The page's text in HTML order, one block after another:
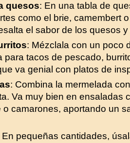
quesos: En una tabla de
como el brie, camembert
el sabor de los quesos
: Mézclala con un poco
para tacos de pescado,
va genial con platos de
: Combina la mermelada
Va muy bien en ensaladas
camarones, aportando un
En pequeñas cantidades,